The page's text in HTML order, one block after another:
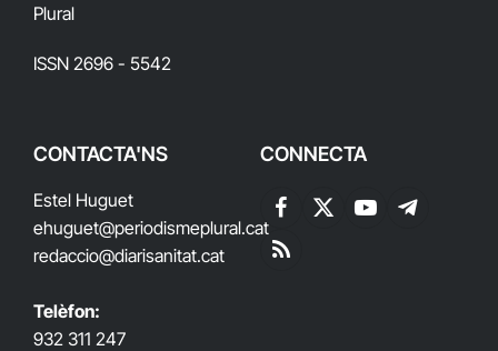
Plural
ISSN 2696 - 5542
CONTACTA'NS
Estel Huguet
ehuguet@periodismeplural.cat
redaccio@diarisanitat.cat
Telèfon:
932 311 247
CONNECTA
Facebook
X
YouTubeTelegram
RSS